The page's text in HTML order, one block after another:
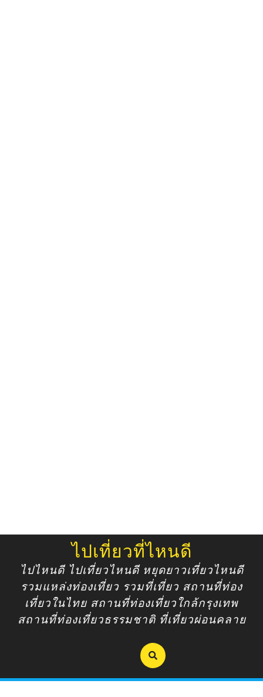
content
ไปเที่ยวที่ไหนดี
ไปไหนดี ไปเที่ยวไหนดี หยุดยาวเที่ยวไหนดี
รวมแหล่งท่องเที่ยว รวมที่เที่ยว สถานที่ท่อง
เที่ยวในไทย สถานที่ท่องเที่ยวใกล้กรุงเทพ
สถานที่ท่องเที่ยวธรรมชาติ ที่เที่ยวผ่อนคลาย